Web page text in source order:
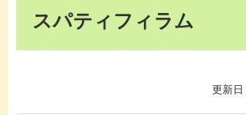
スパティフィラム
更新日